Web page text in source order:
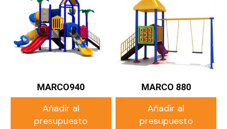
MARCO940
Añadir al
presupuesto
MARCO 880
Añadir al
presupuesto